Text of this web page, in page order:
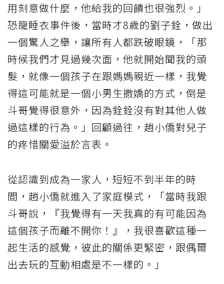
用刻意做什麼，他給我的回饋也很強烈。」
恐龍睡衣事件後，當時才8歲的劉子銓，做出
一個驚人之舉，讓所有人都跌破眼鏡，「那
時候我們才見過幾次面，他就開始聞我的頭
髮，就像一個孩子在跟媽媽親近一樣，我覺
得這可能就是一個小男生撒嬌的方式，倒是
斗哥覺得很意外，因為銓銓沒有對其他人做
過這樣的行為。」回顧過往，趙小僑對兒子
的疼惜關愛溢於言表。
從認識到成為一家人，短短不到半年的時
間，趙小僑就進入了家庭模式，「當時我跟
斗哥說，『我覺得有一天我真的有可能因為
這個孩子而離不開你！』，我很喜歡這種一
起生活的感覺，彼此的關係更緊密，跟偶爾
出去玩的互動相處是不一樣的。」